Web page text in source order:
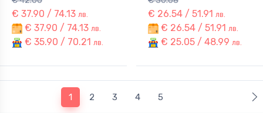
€ 37.90 / 74.13 лв.
€ 37.90 / 74.13 лв.
€ 35.90 / 70.21 лв.
€ 26.54 / 51.91 лв.
€ 26.54 / 51.91 лв.
€ 25.05 / 48.99 лв.
1(current)
2 3 4 5